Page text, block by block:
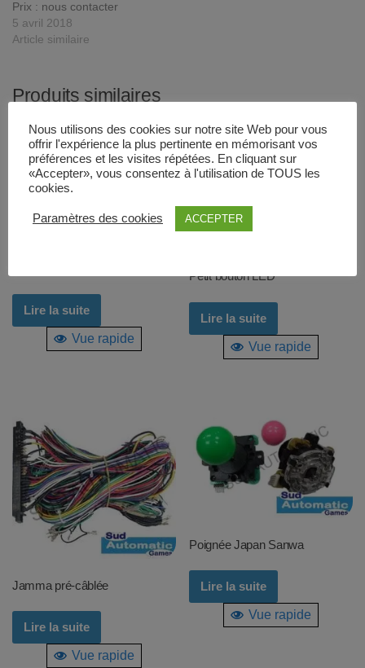
Prix : nous contacter
5 avril 2018
Article similaire
Produits similaires
Lire la suite
Vue rapide
Petit bouton LED
Lire la suite
Vue rapide
Jamma pré-câblée
Lire la suite
Vue rapide
Poignée Japan Sanwa
Lire la suite
Vue rapide
Nous utilisons des cookies sur notre site Web pour vous
offrir l'expérience la plus pertinente en mémorisant vos
préférences et les visites répétées. En cliquant sur
«Accepter», vous consentez à l'utilisation de TOUS les
cookies.
Paramètres des cookies ACCEPTER